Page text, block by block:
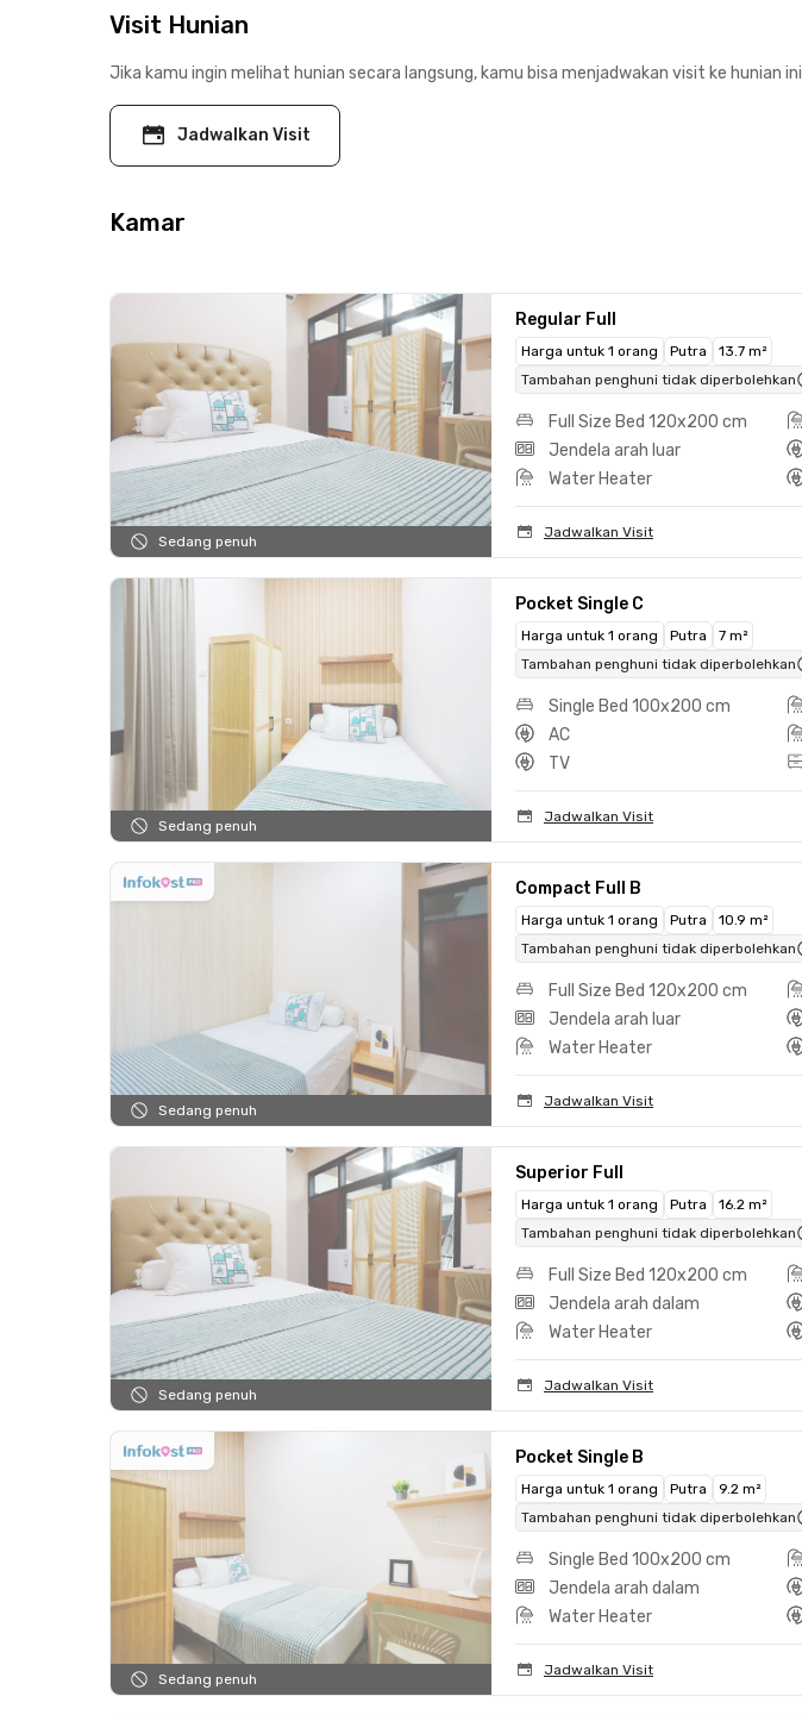
Visit Hunian
Jika kamu ingin melihat hunian secara langsung, kamu bisa menjadwakan visit ke hunian ini
Jadwalkan Visit
Kamar
Sedang penuh
Regular Full
Harga untuk 1 orang Putra
13.7 m²
Tambahan penghuni tidak diperbolehkan
Full Size Bed 120x200 cm
Jendela arah luar
Water Heater
Jadwalkan Visit
Sedang penuh
Pocket Single C
Harga untuk 1 orang Putra
7 m²
Tambahan penghuni tidak diperbolehkan
Single Bed 100x200 cm
AC
TV
Jadwalkan Visit
Sedang penuh
Compact Full B
Harga untuk 1 orang Putra
10.9 m²
Tambahan penghuni tidak diperbolehkan
Full Size Bed 120x200 cm
Jendela arah luar
Water Heater
Jadwalkan Visit
Sedang penuh
Superior Full
Harga untuk 1 orang Putra
16.2 m²
Tambahan penghuni tidak diperbolehkan
Full Size Bed 120x200 cm
Jendela arah dalam
Water Heater
Jadwalkan Visit
Sedang penuh
Pocket Single B
Harga untuk 1 orang Putra
9.2 m²
Tambahan penghuni tidak diperbolehkan
Single Bed 100x200 cm
Jendela arah dalam
Water Heater
Jadwalkan Visit